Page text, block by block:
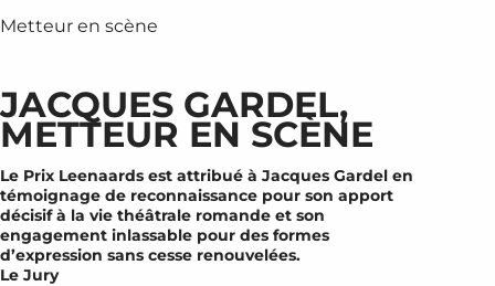
Metteur en scène
JACQUES GARDEL,
METTEUR EN SCÈNE
Le Prix Leenaards est attribué à Jacques Gardel en
témoignage de reconnaissance pour son apport
décisif à la vie théâtrale romande et son
engagement inlassable pour des formes
d’expression sans cesse renouvelées.
Le Jury